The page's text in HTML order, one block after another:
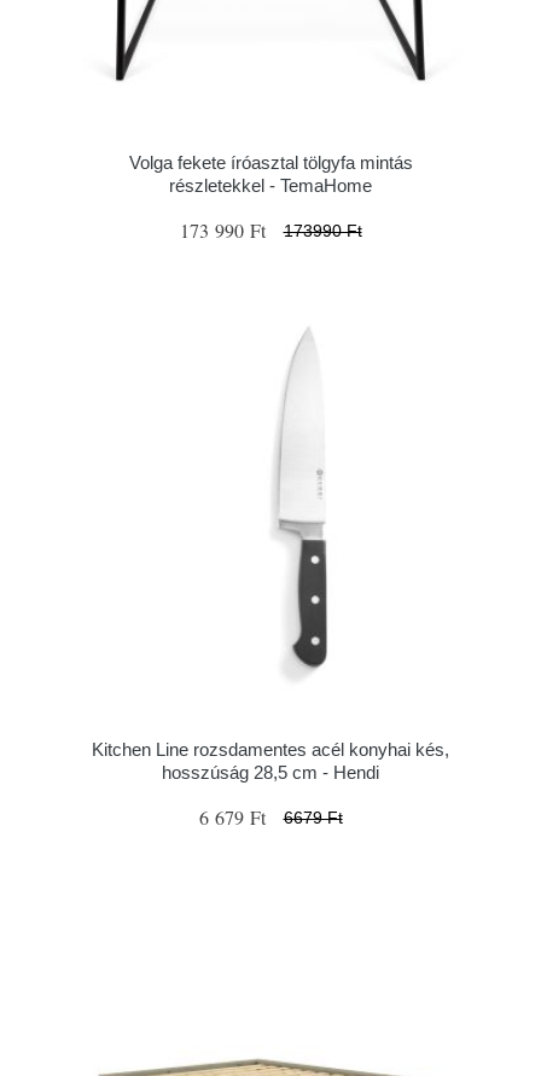
Volga fekete íróasztal tölgyfa mintás
részletekkel - TemaHome
173 990 Ft 173990 Ft
Kitchen Line rozsdamentes acél konyhai kés,
hosszúság 28,5 cm - Hendi
6 679 Ft 6679 Ft